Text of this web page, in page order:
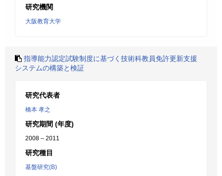
研究機関
大阪教育大学
指導能力認定試験制度に基づく技術科教員免許更新支援
システムの構築と検証
研究代表者
橋本 孝之
研究期間 (年度)
2008 – 2011
研究種目
基盤研究(B)